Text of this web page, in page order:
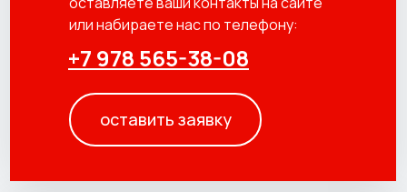
или набираете нас по телефону:
+7 978 565-38-08
оставить заявку